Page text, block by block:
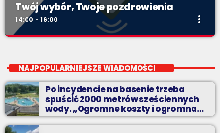
Twój wybór, Twoje pozdrowienia
14:00 - 16:00 more_vert
Zadzwoń do nas, wybierz jedną z dwóch muzycznych
propozycji i pozdrów bliskich na żywo w Radiu BIELSKO.
NAJPOPULARNIEJSZE WIADOMOŚCI
Po incydencie na basenie trzeba
spuścić 2000 metrów sześciennych
wody. „Ogromne koszty i ogromna
praca”